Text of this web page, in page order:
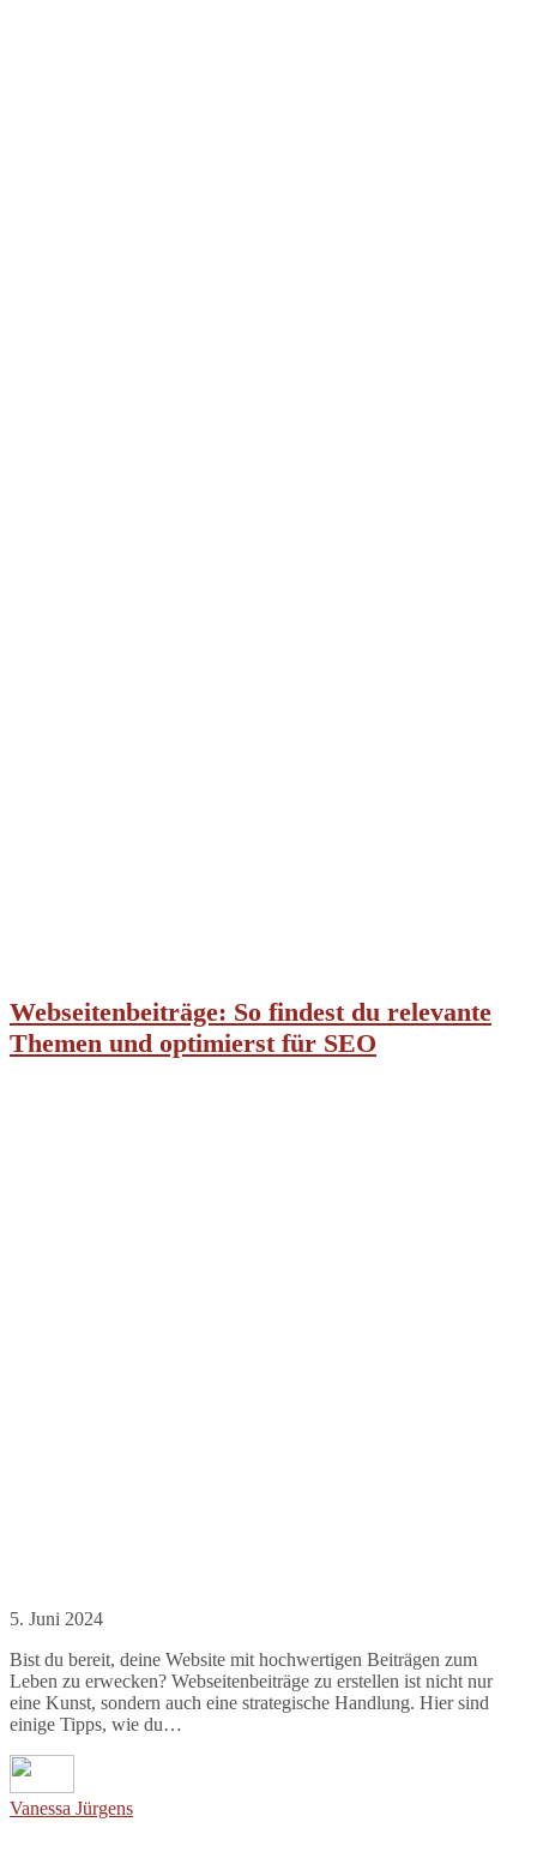
Webseitenbeiträge: So findest du relevante
Themen und optimierst für SEO
5. Juni 2024
Bist du bereit, deine Website mit hochwertigen Beiträgen zum
Leben zu erwecken? Webseitenbeiträge zu erstellen ist nicht nur
eine Kunst, sondern auch eine strategische Handlung. Hier sind
einige Tipps, wie du…
Vanessa Jürgens